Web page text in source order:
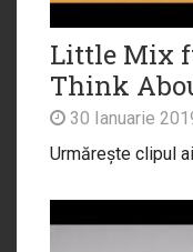
Little Mix
Think
30 Ianuarie
Urmărește clipul